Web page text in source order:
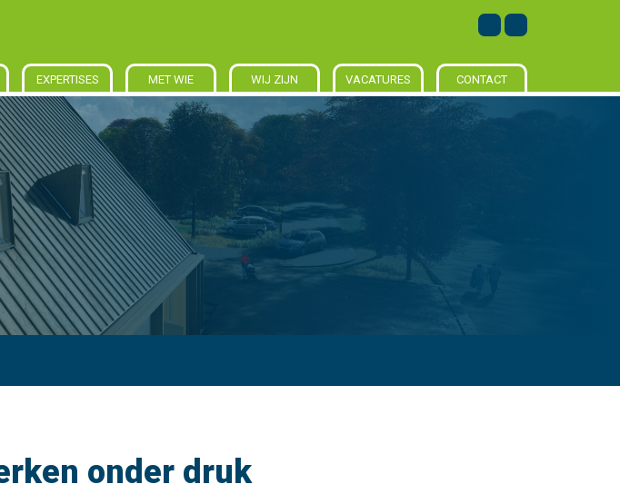
EXPERTISES MET WIE WIJ ZIJN VACATURES CONTACT
onder druk